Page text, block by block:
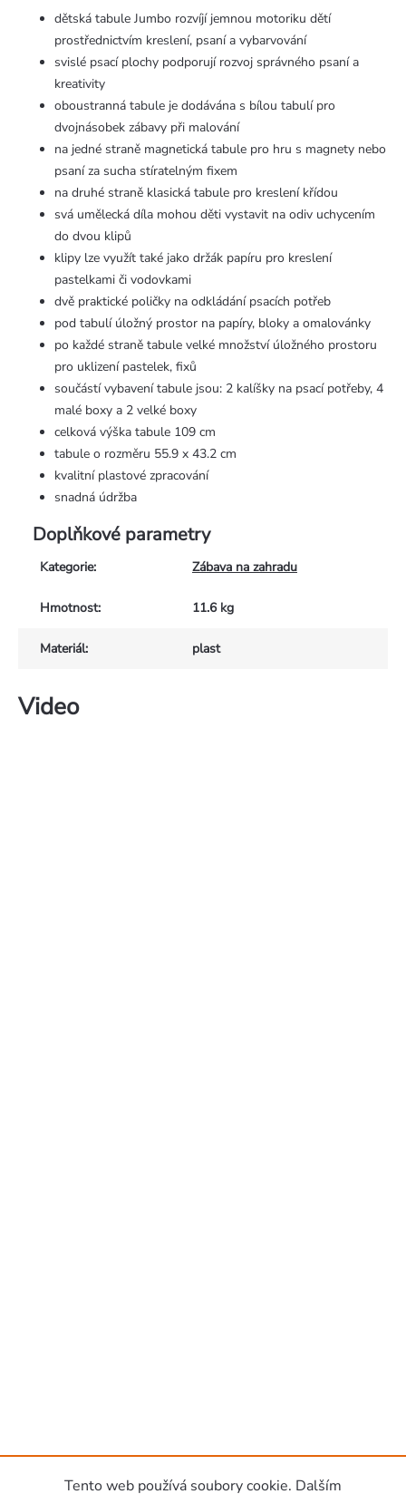
Tento web používá soubory cookie. Dalším
dětská tabule Jumbo rozvíjí jemnou motoriku dětí
prostřednictvím kreslení, psaní a vybarvování
svislé psací plochy podporují rozvoj správného psaní a
kreativity
oboustranná tabule je dodávána s bílou tabulí pro
dvojnásobek zábavy při malování
na jedné straně magnetická tabule pro hru s magnety nebo
psaní za sucha stíratelným fixem
na druhé straně klasická tabule pro kreslení křídou
svá umělecká díla mohou děti vystavit na odiv uchycením
do dvou klipů
klipy lze využít také jako držák papíru pro kreslení
pastelkami či vodovkami
dvě praktické poličky na odkládání psacích potřeb
pod tabulí úložný prostor na papíry, bloky a omalovánky
po každé straně tabule velké množství úložného prostoru
pro uklizení pastelek, fixů
součástí vybavení tabule jsou: 2 kalíšky na psací potřeby, 4
malé boxy a 2 velké boxy
celková výška tabule 109 cm
tabule o rozměru 55.9 x 43.2 cm
kvalitní plastové zpracování
snadná údržba
Doplňkové parametry
Kategorie: Zábava na zahradu
Hmotnost: 11.6 kg
Materiál: plast
Video